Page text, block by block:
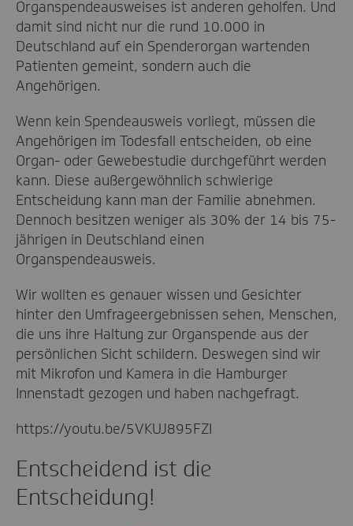
Organspendeausweises ist anderen geholfen. Und
damit sind nicht nur die rund 10.000 in
Deutschland auf ein Spenderorgan wartenden
Patienten gemeint, sondern auch die
Angehörigen.
Wenn kein Spendeausweis vorliegt, müssen die
Angehörigen im Todesfall entscheiden, ob eine
Organ- oder Gewebestudie durchgeführt werden
kann. Diese außergewöhnlich schwierige
Entscheidung kann man der Familie abnehmen.
Dennoch besitzen weniger als 30% der 14 bis 75-
jährigen in Deutschland einen
Organspendeausweis.
Wir wollten es genauer wissen und Gesichter
hinter den Umfrageergebnissen sehen, Menschen,
die uns ihre Haltung zur Organspende aus der
persönlichen Sicht schildern. Deswegen sind wir
mit Mikrofon und Kamera in die Hamburger
Innenstadt gezogen und haben nachgefragt.
https://youtu.be/5VKUJ895FZI
Entscheidend ist die
Entscheidung!